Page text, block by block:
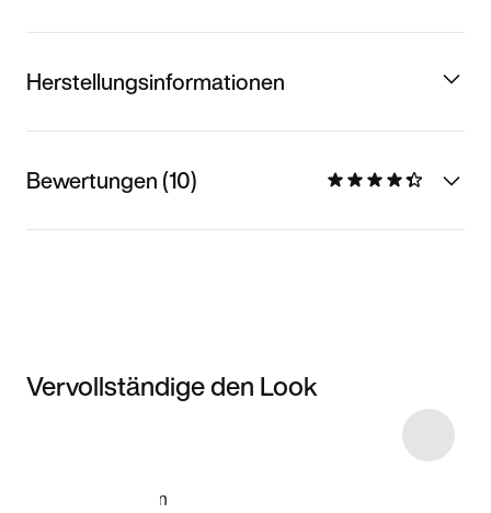
Herstellungsinformationen
Bewertungen (10)
Vervollständige den Look
Modell anzeigen